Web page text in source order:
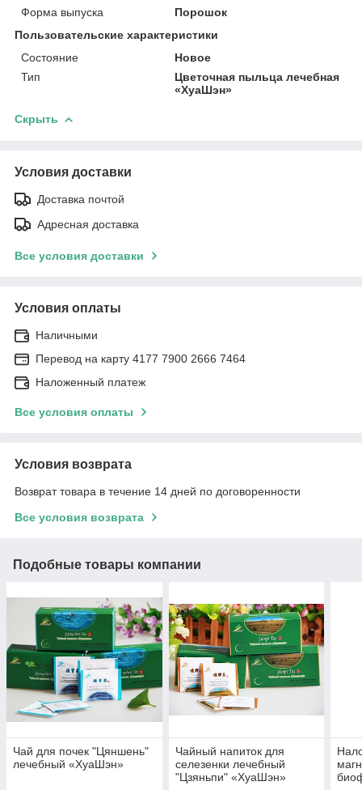
Форма выпуска
Порошок
Пользовательские характеристики
Состояние
Новое
Тип
Цветочная пыльца лечебная
«ХуаШэн»
Скрыть
Условия доставки
Доставка почтой
Адресная доставка
Все условия доставки
Условия оплаты
Наличными
Перевод на карту 4177 7900 2666 7464
Наложенный платеж
Все условия оплаты
Условия возврата
Возврат товара в течение 14 дней по договоренности
Все условия возврата
Подобные товары компании
Чай для почек "Цяншень"
лечебный «ХуаШэн»
Чайный напиток для
селезенки лечебный
"Цзяньпи" «ХуаШэн»